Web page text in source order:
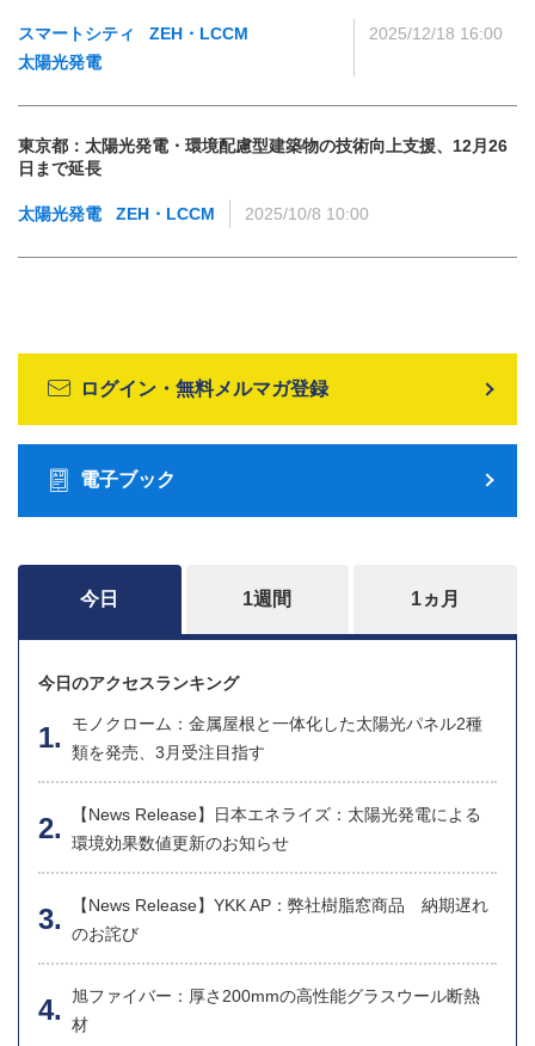
スマートシティ
ZEH・LCCM
太陽光発電
2025/12/18 16:00
東京都：太陽光発電・環境配慮型建築物の技術向上支援、12月26
日まで延長
太陽光発電 ZEH・LCCM 2025/10/8 10:00
ログイン・無料メルマガ登録
電子ブック
今日 1週間 1ヵ月
今日のアクセスランキング
モノクローム：金属屋根と一体化した太陽光パネル2種
類を発売、3月受注目指す
【News Release】日本エネライズ：太陽光発電による
環境効果数値更新のお知らせ
【News Release】YKK AP：弊社樹脂窓商品 納期遅れ
のお詫び
旭ファイバー：厚さ200mmの高性能グラスウール断熱
材